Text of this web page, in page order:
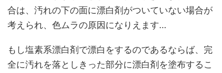
合は、汚れの下の面に漂白剤がついていない場合が
考えられ、色ムラの原因になりえます…
もし塩素系漂白剤で漂白をするのであるならば、完
全に汚れを落としきった部分に漂白剤を塗布するこ